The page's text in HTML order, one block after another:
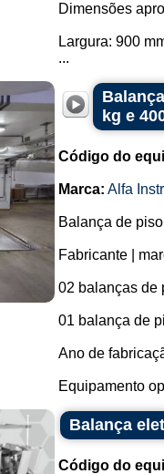
Dimensões
Largura: 900
...
kg e
Código do
Marca: Alfa
Balança de
Fabricante |
02 balanças de
01 balança de
Ano de
Equipamento
Balança
Código do